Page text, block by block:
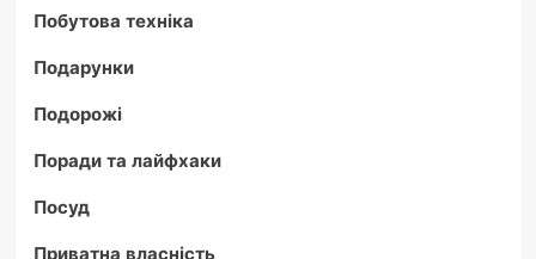
Побутова техніка
Подарунки
Подорожі
Поради та лайфхаки
Посуд
Приватна власність